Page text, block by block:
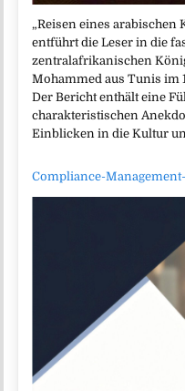
„Reisen eines arabischen
entführt die Leser in die
zentralafrikanischen
Mohammed aus Tunis im
Der Bericht enthält eine
charakteristischen
Einblicken in die Kultur
Compliance-